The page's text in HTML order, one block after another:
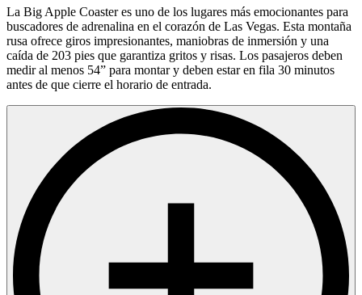
La Big Apple Coaster es uno de los lugares más emocionantes para
buscadores de adrenalina en el corazón de Las Vegas. Esta montaña
rusa ofrece giros impresionantes, maniobras de inmersión y una
caída de 203 pies que garantiza gritos y risas. Los pasajeros deben
medir al menos 54” para montar y deben estar en fila 30 minutos
antes de que cierre el horario de entrada.